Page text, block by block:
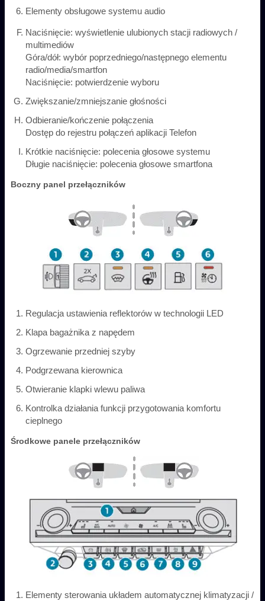
Elementy obsługowe systemu audio
Naciśnięcie: wyświetlenie ulubionych stacji radiowych /
multimediów
Góra/dół: wybór poprzedniego/następnego elementu
radio/media/smartfon
Naciśnięcie: potwierdzenie wyboru
Zwiększanie/zmniejszanie głośności
Odbieranie/kończenie połączenia
Dostęp do rejestru połączeń aplikacji Telefon
Krótkie naciśnięcie: polecenia głosowe systemu
Długie naciśnięcie: polecenia głosowe smartfona
Boczny panel przełączników
Regulacja ustawienia reflektorów w technologii LED
Klapa bagażnika z napędem
Ogrzewanie przedniej szyby
Podgrzewana kierownica
Otwieranie klapki wlewu paliwa
Kontrolka działania funkcji przygotowania komfortu
cieplnego
Środkowe panele przełączników
Elementy sterowania układem automatycznej klimatyzacji /